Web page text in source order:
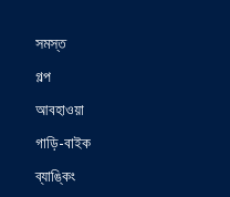
সমস্ত
গল্প
আবহাওয়া
গাড়ি-বাইক
ব্যাঙ্কিং